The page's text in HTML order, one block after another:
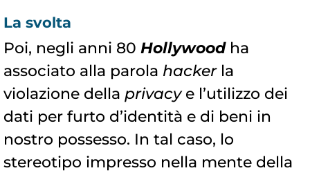
La svolta
Poi, negli anni 80 Hollywood ha
associato alla parola hackerla
violazione della privacye l’utilizzo dei
dati per furto d’identità e di beni in
nostro possesso. In tal caso, lo
stereotipo impresso nella mente della